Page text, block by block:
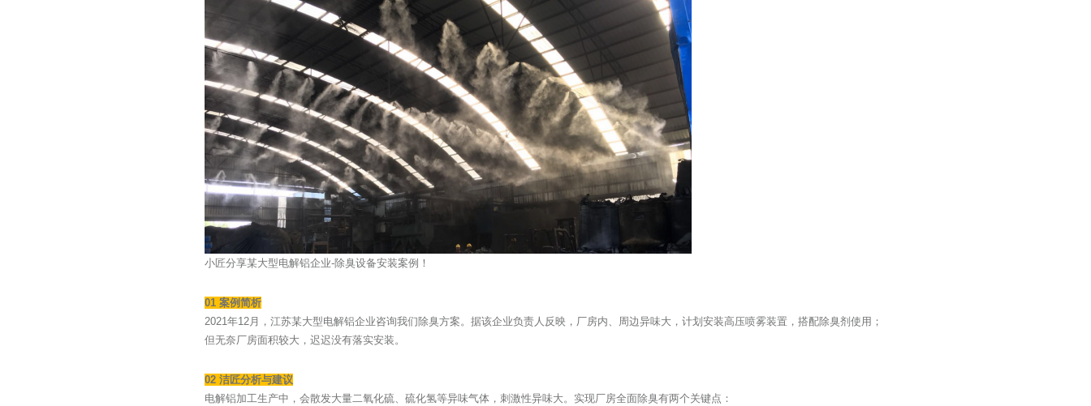
小匠分享某大型电解铝企业-除臭设备安装案例！
01 案例简析
2021年12月，江苏某大型电解铝企业咨询我们除臭方案。据该企业负责人反映，厂房内、周边异味大，计划安装高压喷雾装置，搭配除臭剂使用；
但无奈厂房面积较大，迟迟没有落实安装。
02 洁匠分析与建议
电解铝加工生产中，会散发大量二氧化硫、硫化氢等异味气体，刺激性异味大。实现厂房全面除臭有两个关键点：